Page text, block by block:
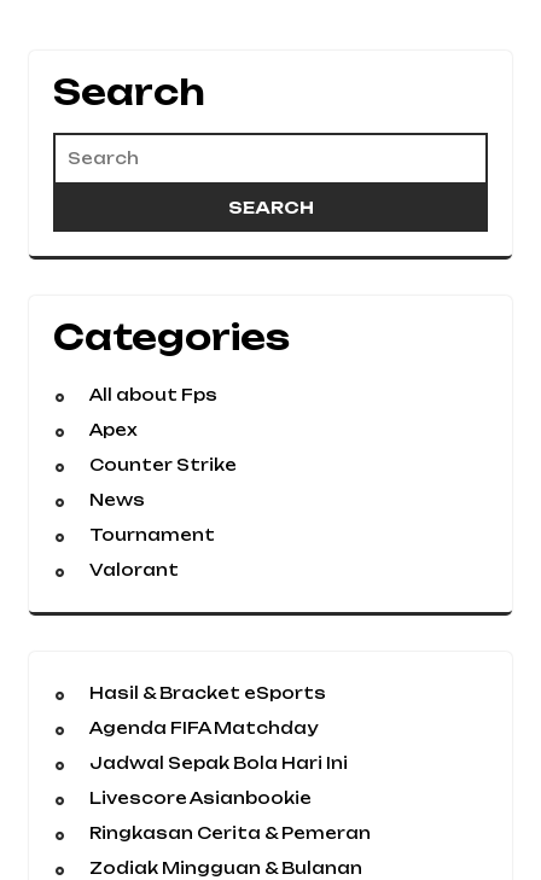
Search
Categories
All about Fps
Apex
Counter Strike
News
Tournament
Valorant
Hasil & Bracket eSports
Agenda FIFA Matchday
Jadwal Sepak Bola Hari Ini
Livescore Asianbookie
Ringkasan Cerita & Pemeran
Zodiak Mingguan & Bulanan